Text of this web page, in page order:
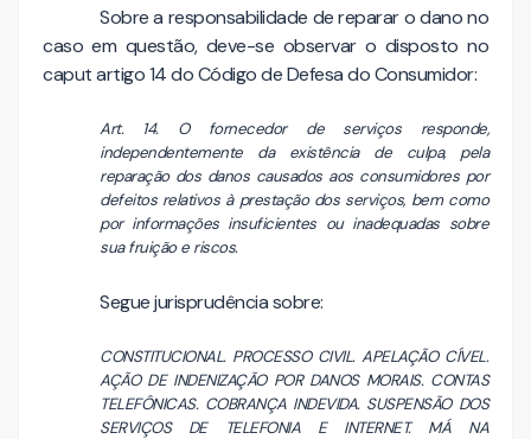
Sobre a responsabilidade de reparar o dano no
caso em questão, deve-se observar o disposto no
caput artigo 14 do Código de Defesa do Consumidor:
Art. 14. O fornecedor de serviços responde,
independentemente da existência de culpa, pela
reparação dos danos causados aos consumidores por
defeitos relativos à prestação dos serviços, bem como
por informações insuficientes ou inadequadas sobre
sua fruição e riscos.
Segue jurisprudência sobre:
CONSTITUCIONAL. PROCESSO CIVIL. APELAÇÃO CÍVEL.
AÇÃO DE INDENIZAÇÃO POR DANOS MORAIS. CONTAS
TELEFÔNICAS. COBRANÇA INDEVIDA. SUSPENSÃO DOS
SERVIÇOS DE TELEFONIA E INTERNET. MÁ NA